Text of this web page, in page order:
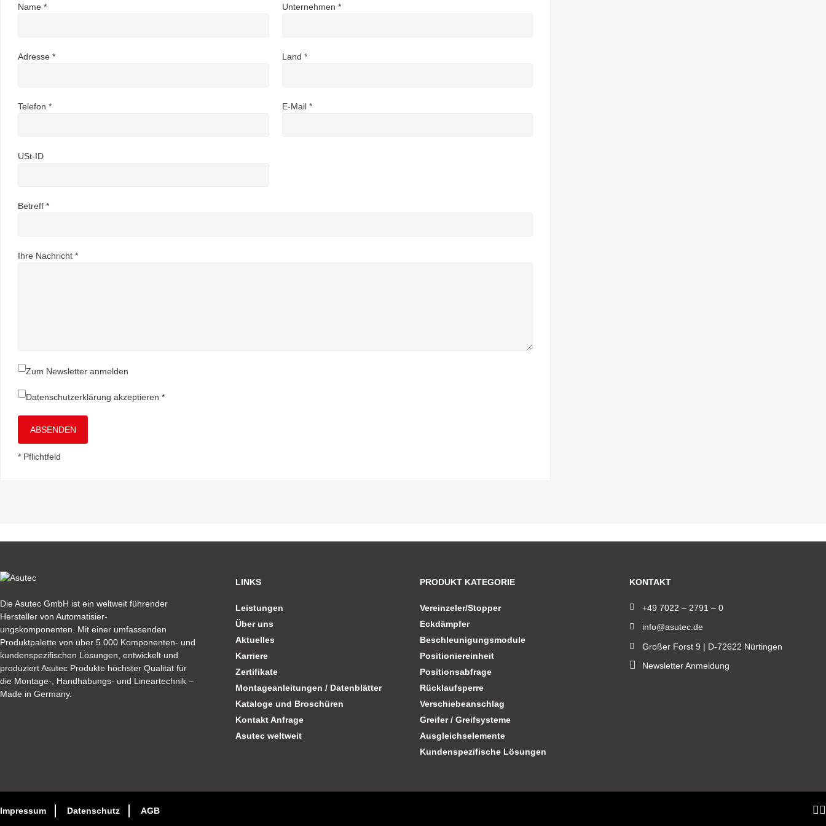
Name * Unternehmen *
Adresse * Land *
Telefon * E-Mail *
USt-ID
Betreff *
Ihre Nachricht *
Zum Newsletter anmelden
Datenschutzerklärung akzeptieren *
ABSENDEN
* Pflichtfeld
Die Asutec GmbH ist ein weltweit führender
Hersteller von Automatisier-
ungskomponenten. Mit einer umfassenden
Produktpalette von über 5.000 Komponenten- und
kundenspezifischen Lösungen, entwickelt und
produziert Asutec Produkte höchster Qualität für
die Montage-, Handhabungs- und Lineartechnik –
Made in Germany.
LINKS
Leistungen
Über uns
Aktuelles
Karriere
Zertifikate
Montageanleitungen / Datenblätter
Kataloge und Broschüren
Kontakt Anfrage
Asutec weltweit
PRODUKT KATEGORIE
Vereinzeler/Stopper
Eckdämpfer
Beschleunigungsmodule
Positioniereinheit
Positionsabfrage
Rücklaufsperre
Verschiebeanschlag
Greifer / Greifsysteme
Ausgleichselemente
Kundenspezifische Lösungen
KONTAKT
+49 7022 – 2791 – 0
info@asutec.de
Großer Forst 9 | D-72622 Nürtingen
Newsletter Anmeldung
Impressum Datenschutz AGB